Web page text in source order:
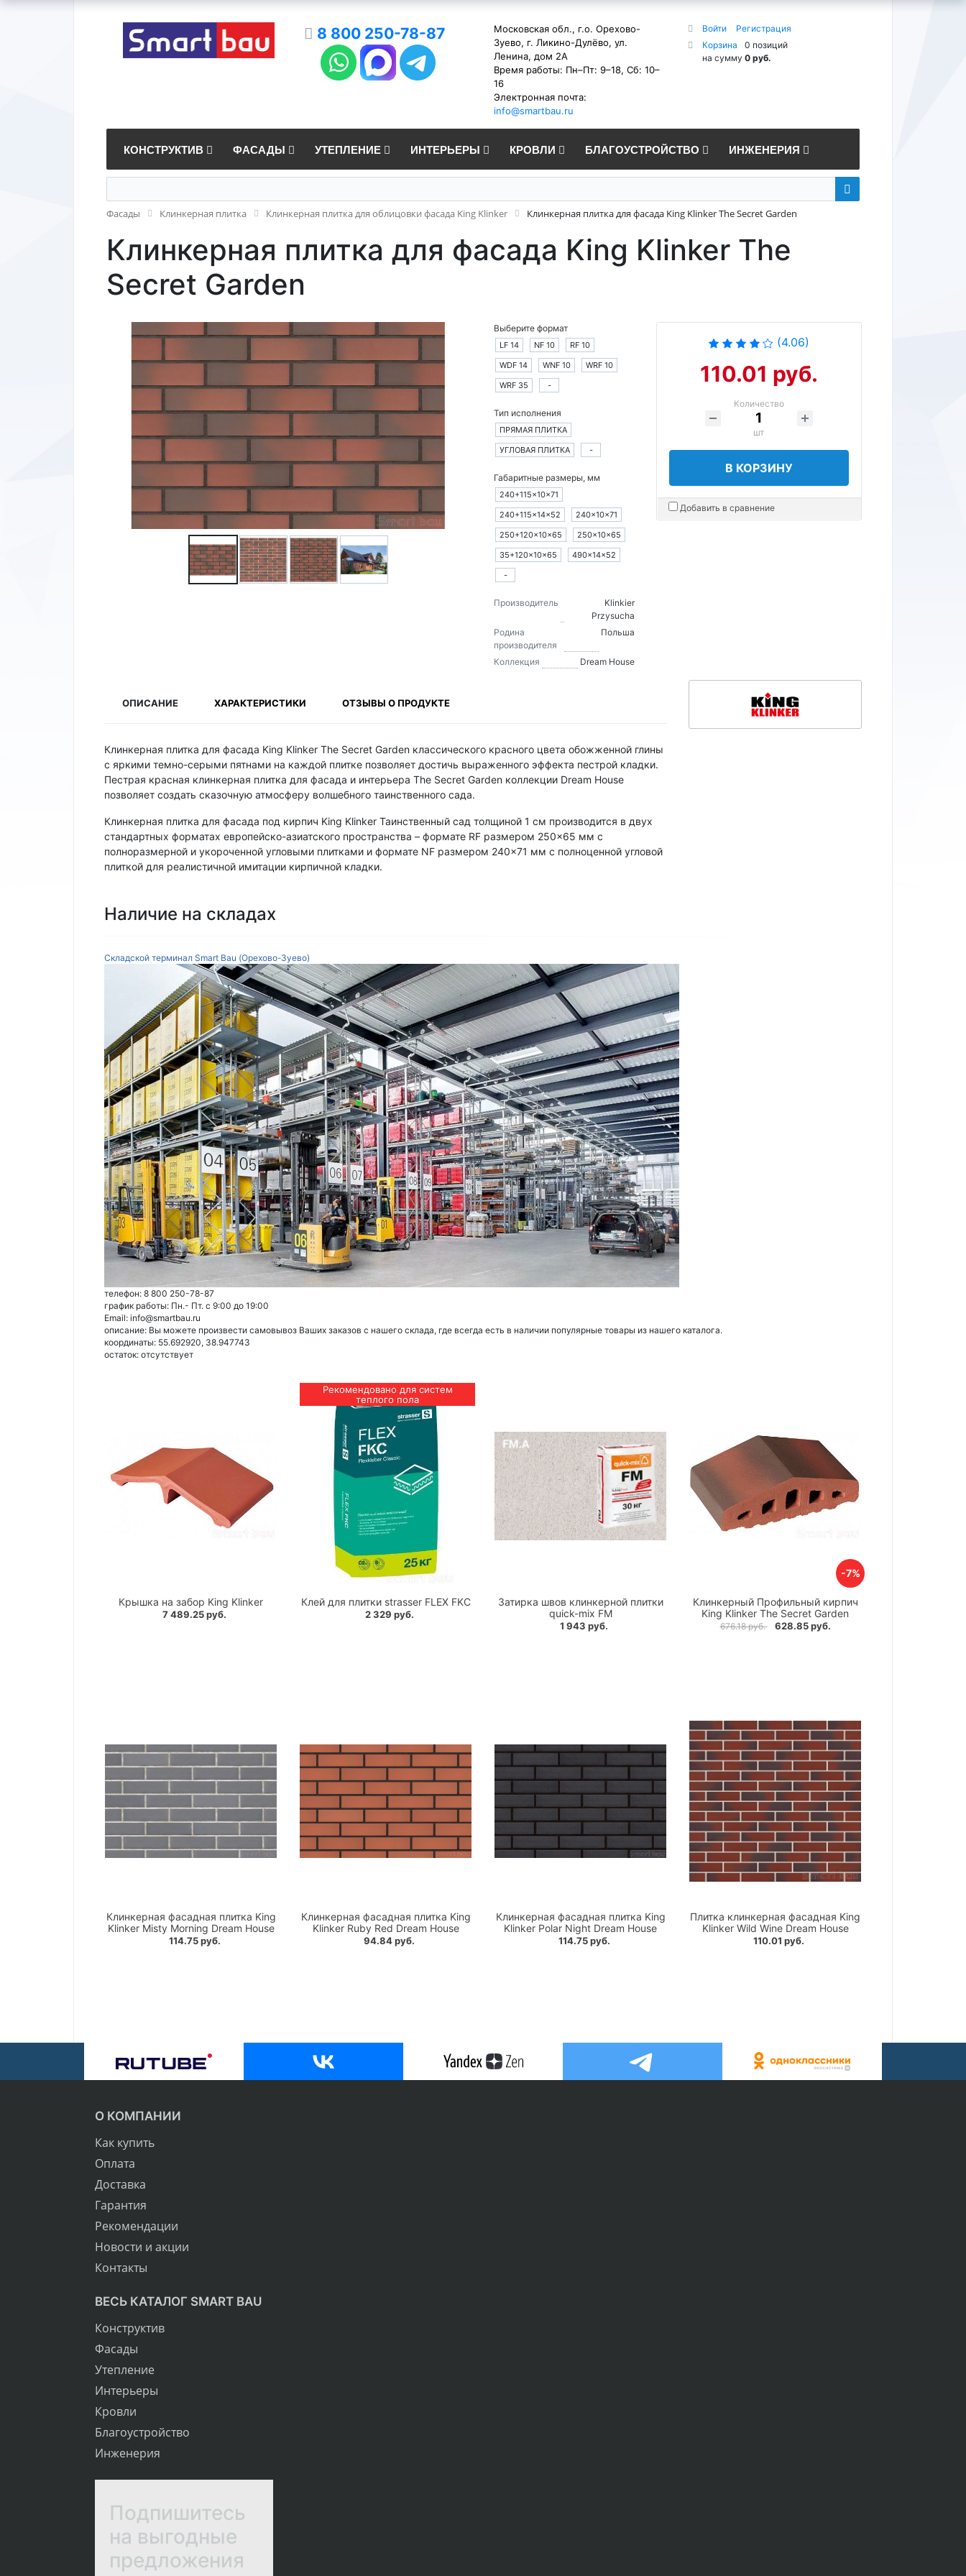
8 800 250-78-87
Московская обл., г.о. Орехово-
Зуево, г. Ликино-Дулёво, ул.
Ленина, дом 2А
Время работы: Пн–Пт: 9–18, Сб: 10–
16
Электронная почта:
info@smartbau.ru
Войти
Регистрация
Корзина
0 позиций
на сумму 0 руб.
КОНСТРУКТИВ ФАСАДЫ УТЕПЛЕНИЕ ИНТЕРЬЕРЫ КРОВЛИ БЛАГОУСТРОЙСТВО ИНЖЕНЕРИЯ
Фасады Клинкерная плитка Клинкерная плитка для облицовки фасада King Klinker Клинкерная плитка для фасада King Klinker The Secret Garden
Клинкерная плитка для фасада King Klinker The
Secret Garden
Выберите формат
LF 14 NF 10
RF 10
WDF 14
WNF 10
WRF 10
WRF 35
-
Тип исполнения
ПРЯМАЯ ПЛИТКА
УГЛОВАЯ ПЛИТКА
-
Габаритные размеры, мм
240+115×10×71
240+115×14×52
240×10×71
250+120×10×65
250×10×65
35+120×10×65
490×14×52
-
Производитель
Klinkier
Przysucha
Родина
производителя
Польша
Коллекция Dream House
(4.06)
110.01 руб.
Количество
шт
В КОРЗИНУ
Добавить в сравнение
ОПИСАНИЕ ХАРАКТЕРИСТИКИ ОТЗЫВЫ О ПРОДУКТЕ
Клинкерная плитка для фасада King Klinker The Secret Garden классического красного цвета обожженной глины
с яркими темно-серыми пятнами на каждой плитке позволяет достичь выраженного эффекта пестрой кладки.
Пестрая красная клинкерная плитка для фасада и интерьера The Secret Garden коллекции Dream House
позволяет создать сказочную атмосферу волшебного таинственного сада.
Клинкерная плитка для фасада под кирпич King Klinker Таинственный сад толщиной 1 см производится в двух
стандартных форматах европейско-азиатского пространства – формате RF размером 250×65 мм с
полноразмерной и укороченной угловыми плитками и формате NF размером 240×71 мм с полноценной угловой
плиткой для реалистичной имитации кирпичной кладки.
Наличие на складах
Складской терминал Smart Bau (Орехово-Зуево)
телефон: 8 800 250-78-87
график работы: Пн.- Пт. с 9:00 до 19:00
Email: info@smartbau.ru
описание: Вы можете произвести самовывоз Ваших заказов с нашего склада, где всегда есть в наличии популярные товары из нашего каталога.
координаты: 55.692920, 38.947743
остаток: отсутствует
Крышка на забор King Klinker
7 489.25 руб.
Рекомендовано для систем
теплого пола
Клей для плитки strasser FLEX FKC
2 329 руб.
Затирка швов клинкерной плитки
quick-mix FM
1 943 руб.
-7%
Клинкерный Профильный кирпич
King Klinker The Secret Garden
676.18 руб. 628.85 руб.
Клинкерная фасадная плитка King
Klinker Misty Morning Dream House
114.75 руб.
Клинкерная фасадная плитка King
Klinker Ruby Red Dream House
94.84 руб.
Клинкерная фасадная плитка King
Klinker Polar Night Dream House
114.75 руб.
Плитка клинкерная фасадная King
Klinker Wild Wine Dream House
110.01 руб.
О КОМПАНИИ
Как купить
Оплата
Доставка
Гарантия
Рекомендации
Новости и акции
Контакты
ВЕСЬ КАТАЛОГ SMART BAU
Конструктив
Фасады
Утепление
Интерьеры
Кровли
Благоустройство
Инженерия
Подпишитесь
на выгодные
предложения